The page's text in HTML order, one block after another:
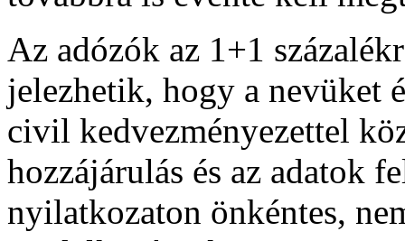
Az adózók az 1+1
jelezhetik, hogy a nevüket
civil kedvezményezettel
hozzájárulás és az adatok
nyilatkozaton önkéntes,